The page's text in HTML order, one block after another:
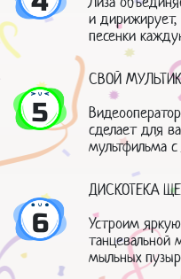
и дирижирует,
песенки
5
СВОЙ
сделает для
мультфильма
6
ДИСКОТЕКА
Устроим
танцевальной
мыльных